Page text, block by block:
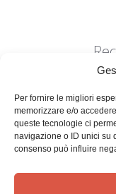
Per fornire le migliori
memorizzare e/o
queste tecnologie ci
navigazione o ID unici su
consenso può influire